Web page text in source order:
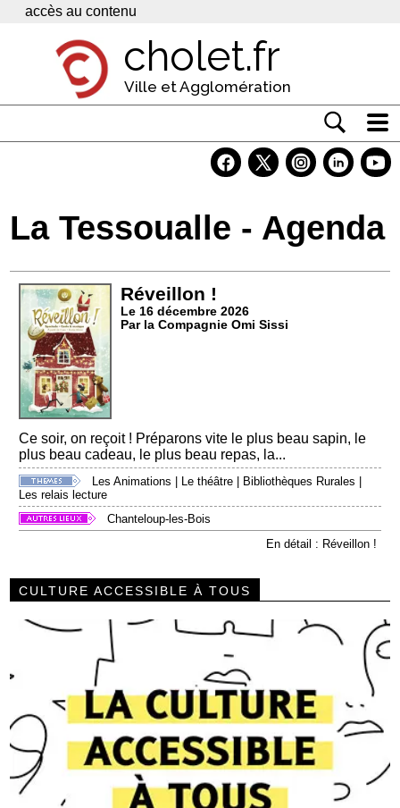
Panneau de gestion des cookies
accès au contenu
cholet.fr
Ville et Agglomération
Economie
Services
Contacts
La Tessoualle - Agenda
Réveillon !
Le 16 décembre 2026
Par la Compagnie Omi Sissi
Ce soir, on reçoit ! Préparons vite le plus beau sapin, le
plus beau cadeau, le plus beau repas, la...
Les Animations Le théâtre Bibliothèques Rurales
Les relais lecture
Chanteloup-les-Bois
En détail : Réveillon !
CULTURE ACCESSIBLE À TOUS